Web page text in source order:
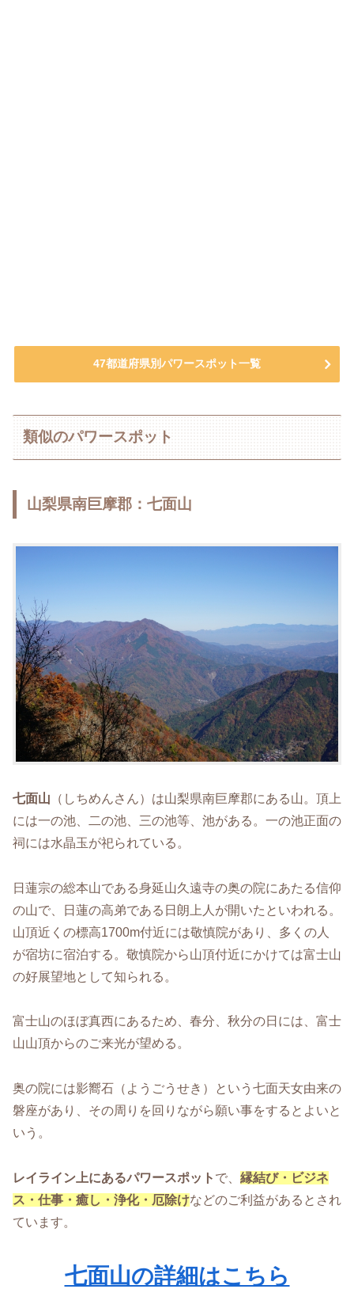
47都道府県別パワースポット一覧
類似のパワースポット
山梨県南巨摩郡：七面山
七面山 （しちめんさん）は山梨県南巨摩郡にある山。頂上
には一の池、二の池、三の池等、池がある。一の池正面の
祠には水晶玉が祀られている。
日蓮宗の総本山である身延山久遠寺の奥の院にあたる信仰
の山で、日蓮の高弟である日朗上人が開いたといわれる。
山頂近くの標高1700m付近には敬慎院があり、多くの人
が宿坊に宿泊する。敬慎院から山頂付近にかけては富士山
の好展望地として知られる。
富士山のほぼ真西にあるため、春分、秋分の日には、富士
山山頂からのご来光が望める。
奥の院には影嚮石（ようごうせき）という七面天女由来の
磐座があり、その周りを回りながら願い事をするとよいと
いう。
レイライン上にあるパワースポット で、 縁結び・ビジネ
ス・ 仕事・癒し・浄化・厄除けなどのご利益があるとされ
ています。
七面山の詳細はこちら